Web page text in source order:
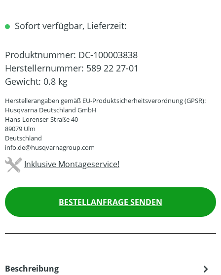
Sofort verfügbar, Lieferzeit:
Produktnummer: DC-100003838
Herstellernummer: 589 22 27-01
Gewicht: 0.8 kg
Herstellerangaben gemäß EU-Produktsicherheitsverordnung (GPSR):
Husqvarna Deutschland GmbH
Hans-Lorenser-Straße 40
89079 Ulm
Deutschland
info.de@husqvarnagroup.com
Inklusive Montageservice!
BESTELLANFRAGE SENDEN
Beschreibung